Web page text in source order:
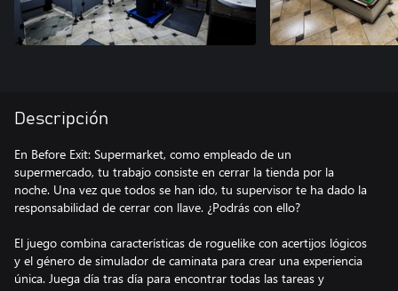
Descripción
En Before Exit: Supermarket, como empleado de un
supermercado, tu trabajo consiste en cerrar la tienda por la
noche. Una vez que todos se han ido, tu supervisor te ha dado la
responsabilidad de cerrar con llave. ¿Podrás con ello?
El juego combina características de roguelike con acertijos lógicos
y el género de simulador de caminata para crear una experiencia
única. Juega día tras día para encontrar todas las tareas y